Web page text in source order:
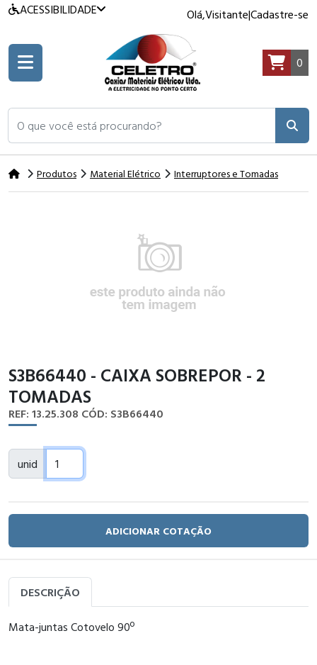
ACESSIBILIDADE Olá,Visitante|Cadastre-se
O que você está procurando?
0
Produtos Material Elétrico Interruptores e Tomadas
S3B66440 - CAIXA SOBREPOR - 2
TOMADAS
REF: 13.25.308 CÓD: S3B66440
unid
ADICIONAR COTAÇÃO
DESCRIÇÃO
Mata-juntas Cotovelo 90º